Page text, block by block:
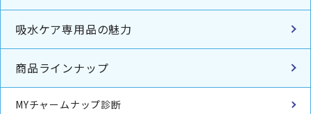
吸水ケア専用品の魅力
商品ラインナップ
MYチャームナップ診断